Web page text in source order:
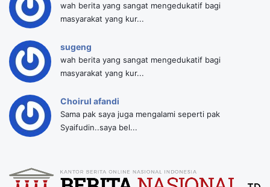
wah berita yang sangat mengedukatif bagi
masyarakat yang kur...
sugeng
wah berita yang sangat mengedukatif bagi
masyarakat yang kur...
Choirul afandi
Sama pak saya juga mengalami seperti pak
Syaifudin..saya bel...